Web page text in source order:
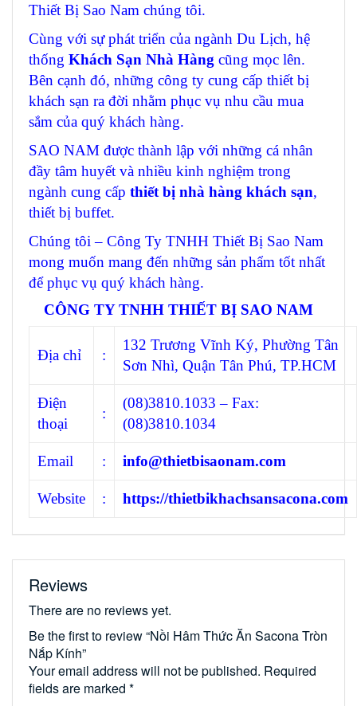
Thiết Bị Sao Nam chúng tôi.
Cùng với sự phát triển của ngành Du Lịch, hệ
thống Khách Sạn Nhà Hàng cũng mọc lên.
Bên cạnh đó, những công ty cung cấp thiết bị
khách sạn ra đời nhằm phục vụ nhu cầu mua
sắm của quý khách hàng.
SAO NAM được thành lập với những cá nhân
đầy tâm huyết và nhiều kinh nghiệm trong
ngành cung cấp thiết bị nhà hàng khách sạn,
thiết bị buffet.
Chúng tôi – Công Ty TNHH Thiết Bị Sao Nam
mong muốn mang đến những sản phẩm tốt nhất
để phục vụ quý khách hàng.
CÔNG TY TNHH THIẾT BỊ SAO NAM
Địa chỉ :
132 Trương Vĩnh Ký, Phường Tân
Sơn Nhì, Quận Tân Phú, TP.HCM
Điện
thoại
:
(08)3810.1033 – Fax:
(08)3810.1034
Email : info@thietbisaonam.com
Website : https://thietbikhachsansacona.com
Reviews
There are no reviews yet.
Be the first to review “Nồi Hâm Thức Ăn Sacona Tròn
Nắp Kính”
Your email address will not be published. Required
fields are marked *